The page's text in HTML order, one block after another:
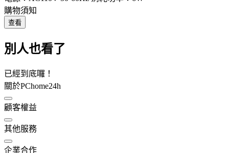
購物須知
查看
別人也看了
已經到底囉！
關於PChome24h
顧客權益
其他服務
企業合作